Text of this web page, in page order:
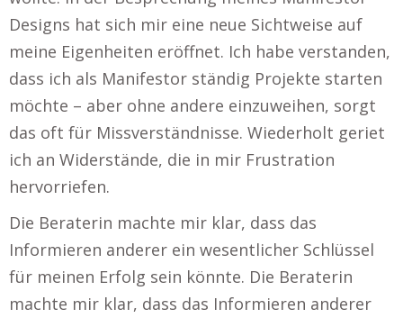
Designs hat sich mir eine neue Sichtweise auf
meine Eigenheiten eröffnet. Ich habe verstanden,
dass ich als Manifestor ständig Projekte starten
möchte – aber ohne andere einzuweihen, sorgt
das oft für Missverständnisse. Wiederholt geriet
ich an Widerstände, die in mir Frustration
hervorriefen.
Die Beraterin machte mir klar, dass das
Informieren anderer ein wesentlicher Schlüssel
für meinen Erfolg sein könnte. Die Beraterin
machte mir klar, dass das Informieren anderer